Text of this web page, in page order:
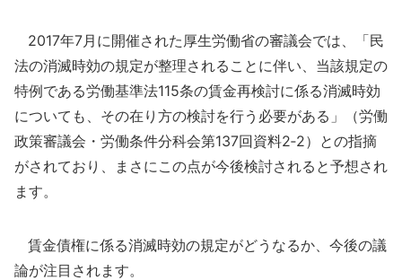
2017年7月に開催された厚生労働省の審議会では、「民
法の消滅時効の規定が整理されることに伴い、当該規定の
特例である労働基準法115条の賃金再検討に係る消滅時効
についても、その在り方の検討を行う必要がある」（労働
政策審議会・労働条件分科会第137回資料2‐2）との指摘
がされており、まさにこの点が今後検討されると予想され
ます。
賃金債権に係る消滅時効の規定がどうなるか、今後の議
論が注目されます。